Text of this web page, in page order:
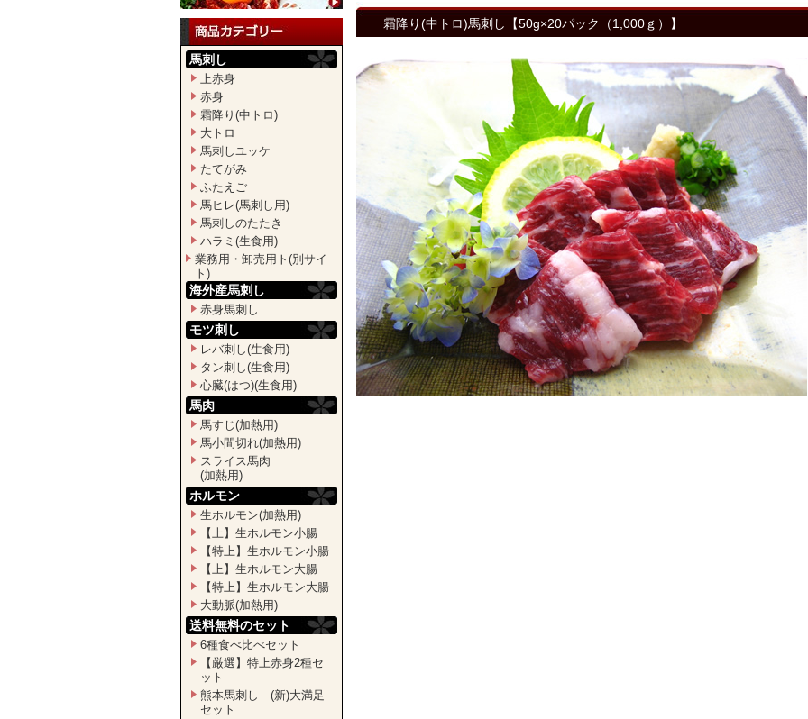
馬刺し
上赤身
赤身
霜降り(中トロ)
大トロ
馬刺しユッケ
たてがみ
ふたえご
馬ヒレ(馬刺し用)
馬刺しのたたき
ハラミ(生食用)
業務用・卸売用ト(別サイ
ト)
海外産馬刺し
赤身馬刺し
モツ刺し
レバ刺し(生食用)
タン刺し(生食用)
心臓(はつ)(生食用)
馬肉
馬すじ(加熱用)
馬小間切れ(加熱用)
スライス馬肉
(加熱用)
ホルモン
生ホルモン(加熱用)
【上】生ホルモン小腸
【特上】生ホルモン小腸
【上】生ホルモン大腸
【特上】生ホルモン大腸
大動脈(加熱用)
送料無料のセット
6種食べ比べセット
【厳選】特上赤身2種セ
ット
熊本馬刺し (新)大満足
セット
霜降り(中トロ)馬刺し【50g×20パック（1,000ｇ）】